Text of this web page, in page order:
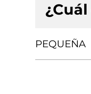
PEQUEÑA